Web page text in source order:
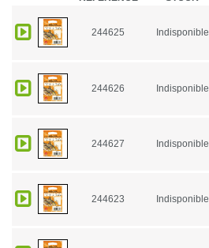
244625 Indisponible
244626 Indisponible
244627 Indisponible
244623 Indisponible